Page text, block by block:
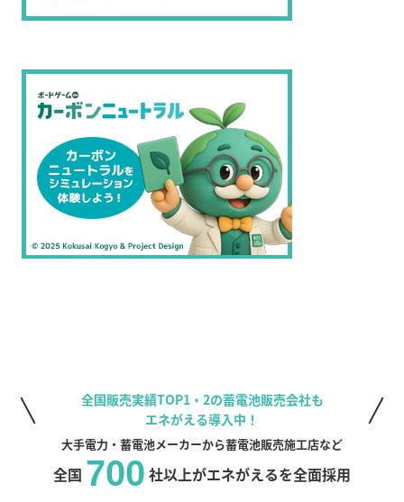
全国販売実績TOP1・2の蓄電池販売会社も
エネがえる導入中！
大手電力・蓄電池メーカーから蓄電池販売施工店など
全国 700 社以上がエネがえるを全面採用